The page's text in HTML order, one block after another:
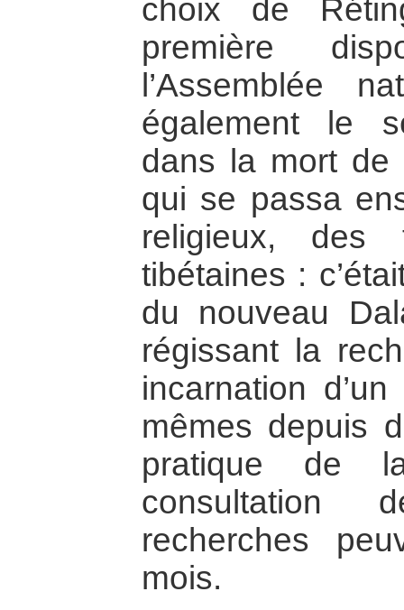
choix de
première
l’Assemblée
également le
dans la mort
qui se passa
religieux, des
tibétaines :
du nouveau
régissant la
incarnation
mêmes depuis
pratique de
consultation
recherches
mois.